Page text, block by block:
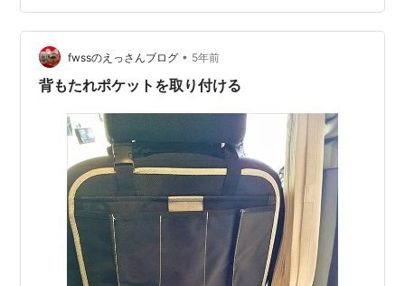
2018/02/26 メディア: ヘルスケア&ケア用品
fwssのえっさんブログ • 5年前
背もたれポケットを取り付ける